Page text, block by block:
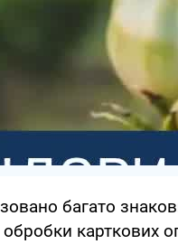
багато
карткових